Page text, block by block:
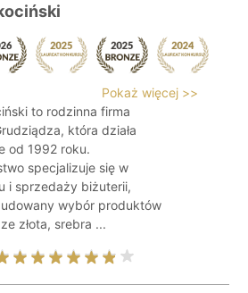
Pokaż więcej >>
to rodzinna firma
która działa
od 1992 roku.
specjalizuje się w
i sprzedaży biżuterii,
wybór produktów
złota, srebra ...